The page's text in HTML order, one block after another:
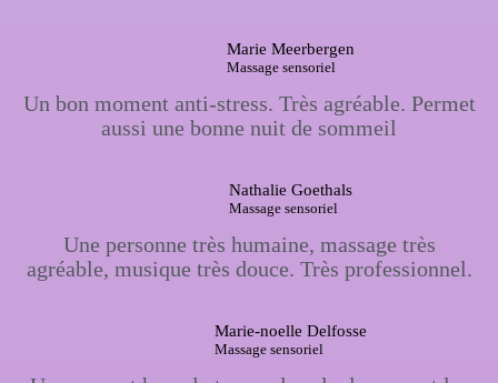
Marie Meerbergen
Massage sensoriel
Un bon moment anti-stress. Très agréable. Permet
aussi une bonne nuit de sommeil
Nathalie Goethals
Massage sensoriel
Une personne très humaine, massage très
agréable, musique très douce. Très professionnel.
Marie-noelle Delfosse
Massage sensoriel